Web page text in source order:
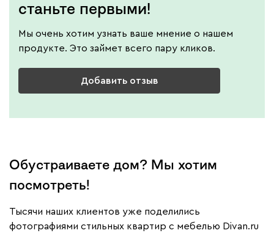
станьте первыми!
Мы очень хотим узнать ваше мнение о нашем
продукте. Это займет всего пару кликов.
Добавить отзыв
Обустраиваете дом? Мы хотим
посмотреть!
Тысячи наших клиентов уже поделились
фотографиями стильных квартир с мебелью Divan.ru